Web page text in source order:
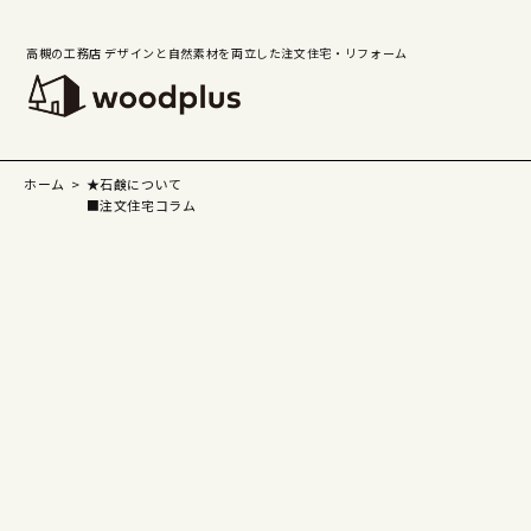
高槻の工務店 デザインと自然素材を両立した注文住宅・リフォーム
ホーム
★石鹸について
■注文住宅コラム